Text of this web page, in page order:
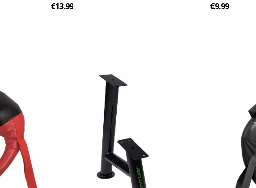
€13.99 €9.99